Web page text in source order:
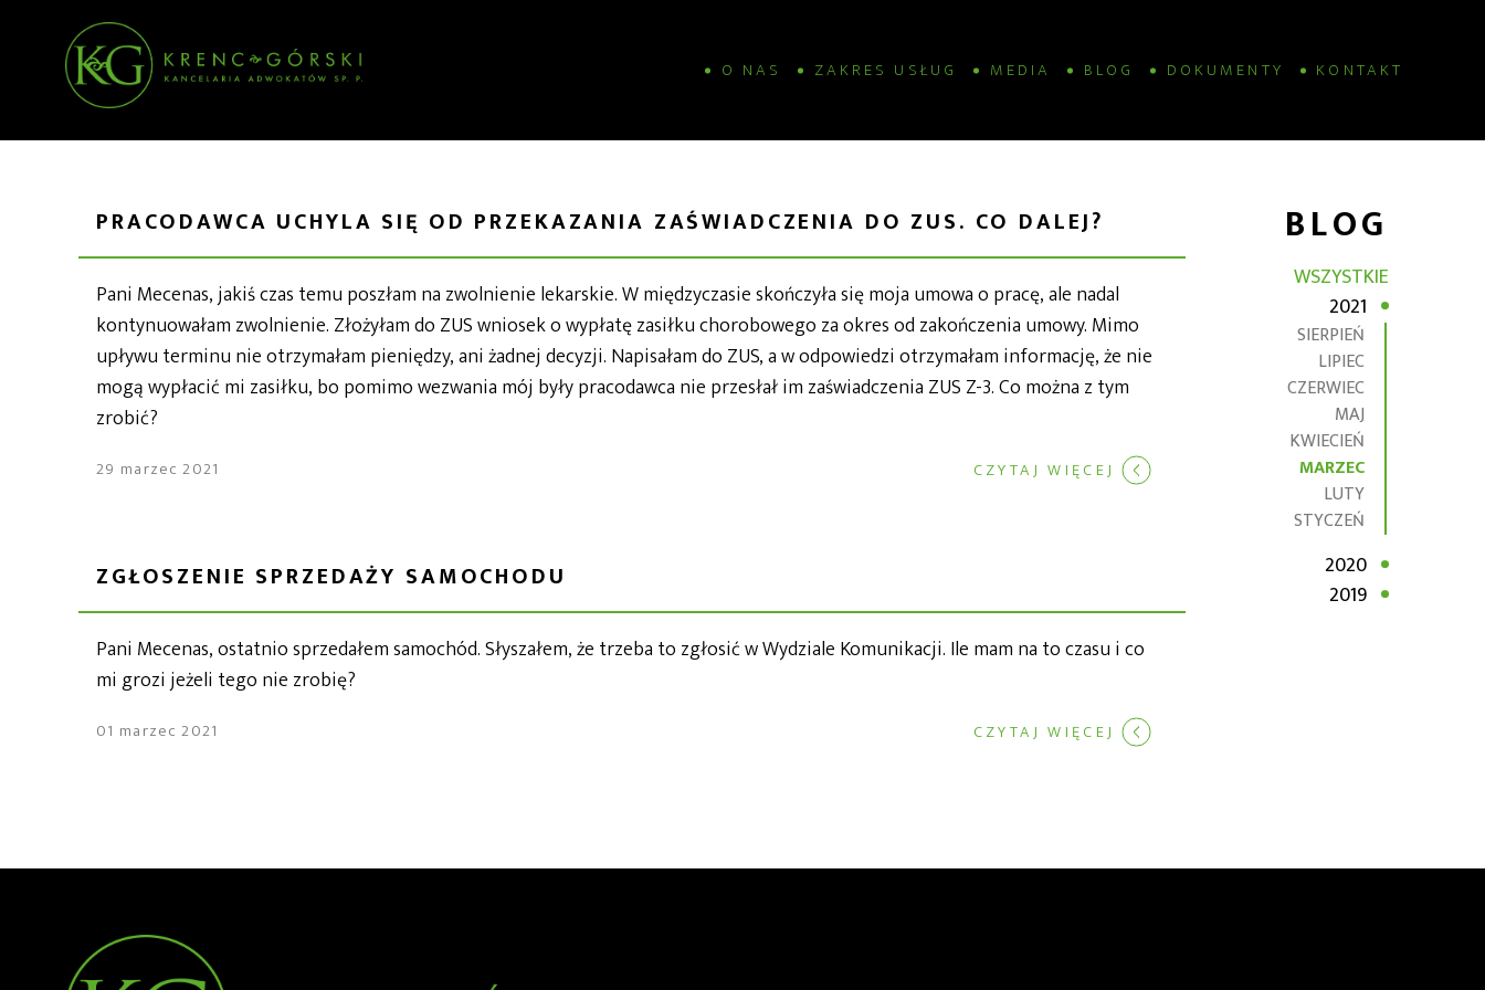
O NAS ZAKRES USŁUG MEDIA BLOG DOKUMENTY KONTAKT
PRACODAWCA UCHYLA SIĘ OD PRZEKAZANIA ZAŚWIADCZENIA DO ZUS. CO DALEJ?
Pani Mecenas, jakiś czas temu poszłam na zwolnienie lekarskie. W międzyczasie skończyła się moja umowa o pracę, ale nadal
kontynuowałam zwolnienie. Złożyłam do ZUS wniosek o wypłatę zasiłku chorobowego za okres od zakończenia umowy. Mimo
upływu terminu nie otrzymałam pieniędzy, ani żadnej decyzji. Napisałam do ZUS, a w odpowiedzi otrzymałam informację, że nie
mogą wypłacić mi zasiłku, bo pomimo wezwania mój były pracodawca nie przesłał im zaświadczenia ZUS Z-3. Co można z tym
zrobić?
29 marzec 2021 CZYTAJ WIĘCEJ
ZGŁOSZENIE SPRZEDAŻY SAMOCHODU
Pani Mecenas, ostatnio sprzedałem samochód. Słyszałem, że trzeba to zgłosić w Wydziale Komunikacji. Ile mam na to czasu i co
mi grozi jeżeli tego nie zrobię?
01 marzec 2021 CZYTAJ WIĘCEJ
BLOG
WSZYSTKIE
2021
SIERPIEŃ
LIPIEC
CZERWIEC
MAJ
KWIECIEŃ
MARZEC
LUTY
STYCZEŃ
2020
2019